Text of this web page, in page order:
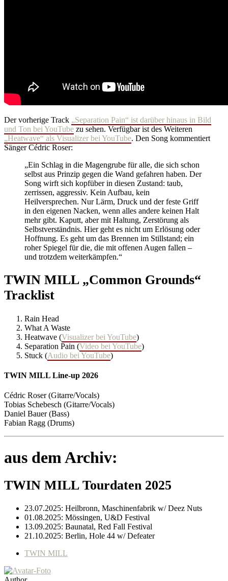
Der vorherige Track „Separation Pain“ ist darüber hinaus in Bild
und Ton bei YouTube zu sehen. Verfügbar ist des Weiteren
„Heatwave“ als Visualizer bei YouTube. Den Song kommentiert
Sänger Cédric Roser:
„Ein Schlag in die Magengrube für alle, die sich schon
selbst aus Prinzip gegen die Wand gefahren haben. Der
Song wirft sich kopfüber in diesen Zustand: taub,
zerrissen, aggressiv. Kein Aufbau, kein
Heilversprechen. Nur Lärm, Druck und der feste Griff
in den eigenen Nacken, wenn alles andere keinen Halt
mehr gibt. Kaputt, aber mit Haltung, Zerstörung als
Selbstverständnis. Hier geht es nicht um Erlösung oder
Hoffnung. Es geht um das Brennen im Stillstand; ein
roher Spiegel für die, die mit offenen Augen fallen –
und trotzdem weiterkämpfen.“
TWIN MILL „Common Grounds“
Tracklist
Rain Head
What A Waste
Heatwave (Visualizer bei YouTube)
Separation Pain (Video bei YouTube)
Stuck (Audio bei YouTube)
TWIN MILL Line-up 2026
Cédric Roser (Gitarre/Vocals)
Tobias Schebesch (Gitarre/Vocals)
Daniel Bauer (Bass)
Fabian Ragg (Drums)
aus dem Archiv:
TWIN MILL Tourdaten 2025
23.07.2025: Heilbronn, Maschinenfabrik w/ Deez Nuts
01.08.2025: Mössingen, U&D Festival
13.09.2025: Baunatal, Red Fall Festival
21.10.2025: Berlin, Hole 44 w/ Defeater
TWIN MILL